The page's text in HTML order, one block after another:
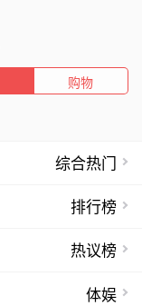
购物
综合热门
排行榜
热议榜
体娱